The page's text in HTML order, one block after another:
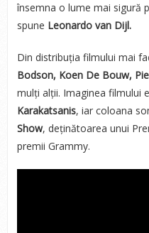
însemna o lume mai sigură
spune Leonardo van Dijl.
Din distribuția filmului mai
Bodson, Koen De Bouw,
mulți alții. Imaginea filmului
Karakatsanis, iar coloana
Show, deținătoarea unui
premii Grammy.